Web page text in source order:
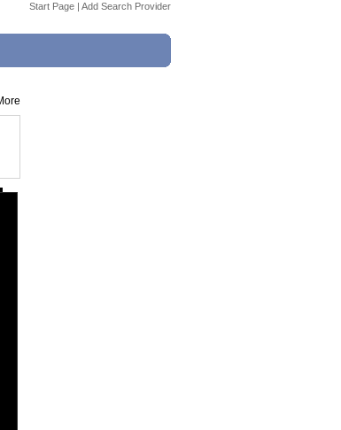
Start Page | Add Search Provider